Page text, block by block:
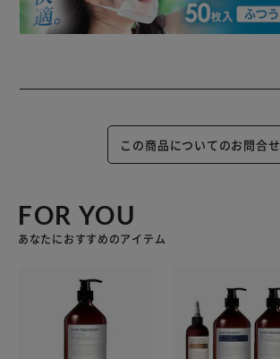
この商品についてのお問合せ
FOR YOU
あなたにおすすめのアイテム